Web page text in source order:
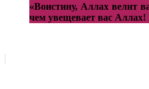
«Воистину, Аллах велит
чем увещевает вас